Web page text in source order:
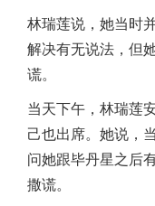
林瑞莲说，她当时
解决有无说法，但
谎。
当天下午，林瑞莲
己也出席。她说，
问她跟毕丹星之后
撒谎。